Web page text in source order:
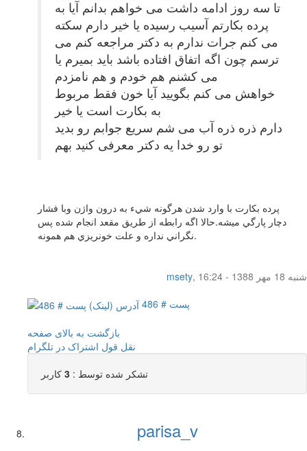
تا سه روز ادامه داشت می خواهم بدانم آیا به
پرده بکارتم آسیب رسیده یا خیر دارم سکته
می کنم جرات ندارم به دکتر مراجعه کنم می
ترسم چون اگه اتفاق افتاده باشد باید بمیرم یا
می کشنم هم خودم و هم نامزدم
خواهش می کنم بگویید آیا خون فقط مربوط
به بکارت است یا خیر
دارم ذره ذره آب می شم سریع جوابم رو بدید
تو رو خدا یه دکتر معرفی کنید بهم
پرده بكارت با وارد شدن هرگونه شيء به درون واژن وبا فشار
دچار پارگي ميشه.حالا اگه رابطه از طريق مقعد انجام شده پس
نگراني نداره و علت خونريزي هم همونه.
msety,
شنبه 18 مهر 1388 - 16:24
پست # 486
بازگشت به بالای صفحه
نقل قول اشتراک در تلگرام
تشکر شده توسط : 3 کاربر
parisa_v